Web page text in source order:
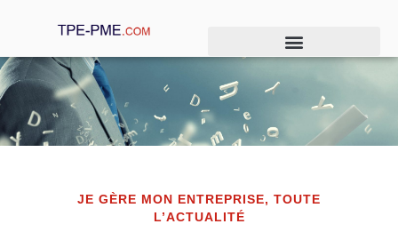
JE GÈRE MON ENTREPRISE, TOUTE
L’ACTUALITÉ